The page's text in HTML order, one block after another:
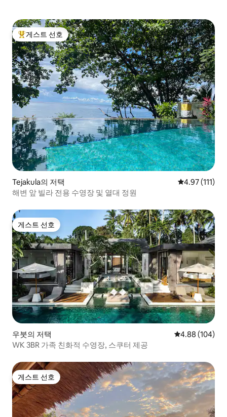
상위 게스트 선호
게스트 선호
Tejakula의 저택 평점 4.97점(5
4.97 (111)
해변 앞 빌라 전용 수영장 및 열대 정원
게스트 선호
게스트 선호
우붓의 저택 평점 4.88점(5
4.88 (104)
WK 3BR 가족 친화적 수영장, 스쿠터 제공
게스트 선호
게스트 선호